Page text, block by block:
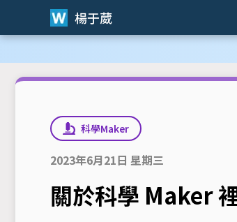
楊于葳
科學Maker
2023年6月21日 星期三
關於科學 Maker